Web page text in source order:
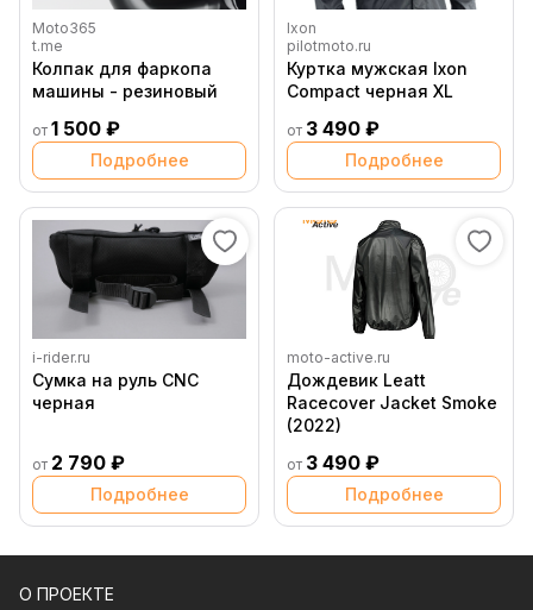
Moto365
t.me
Колпак для фаркопа
машины - резиновый
от 1 500 ₽
Подробнее
Ixon
pilotmoto.ru
Куртка мужская Ixon
Compact черная XL
от 3 490 ₽
Подробнее
i-rider.ru
Сумка на руль CNC
черная
от 2 790 ₽
Подробнее
moto-active.ru
Дождевик Leatt
Racecover Jacket Smoke
(2022)
от 3 490 ₽
Подробнее
О ПРОЕКТЕ